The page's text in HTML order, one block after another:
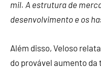
mil. A estrutura de
desenvolvimento e os
Além disso, Veloso
do provável aumento